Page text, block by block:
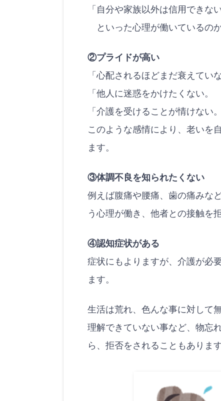
「自分や家族以外は信用できない
といった心理が働いているのか
②プライドが高い
「心配されるほどまだ衰えてい
「他人に迷惑をかけたくない。
「介護を受けることが情けない。
このような感情により、老いを
ます。
③体調不良を知られたくない
例えば腹痛や腰痛、歯の痛みな
う心理が働き、他者との接触を
④認知症状がある
症状にもよりますが、介護が必
ます。
生活は荒れ、色んな事に対して
理解できていない事など、物忘
ら、拒否をされることもあります